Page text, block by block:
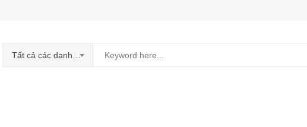
Tất cả các danh mục